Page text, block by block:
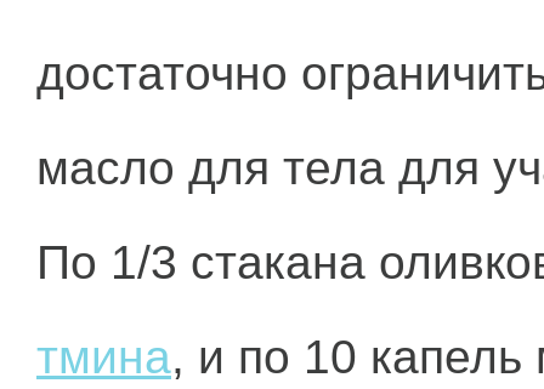
достаточно
масло для тела для
По 1/3 стакана
тмина, и по 10 капель